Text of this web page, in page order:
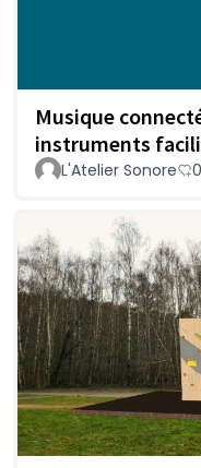
Musique
instruments
L'Atelier Sonore 0